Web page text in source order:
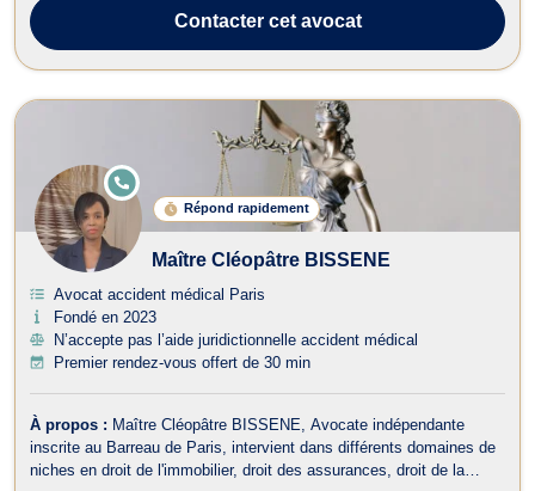
droit de la san...
Contactercet avocat
Répond rapidement
E
N
E
Maître Cléopâtre BISSENE
Avocat accident médical Paris
Fondé en 2023
N’accepte pas l’aide juridictionnelle accident médical
Premier rendez-vous offert de 30 min
À propos : Maître Cléopâtre BISSENE, Avocate indépendante
inscrite au Barreau de Paris, intervient dans différents domaines de
niches en droit de l'immobilier, droit des assurances, droit de la